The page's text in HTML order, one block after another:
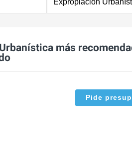
más
Pide